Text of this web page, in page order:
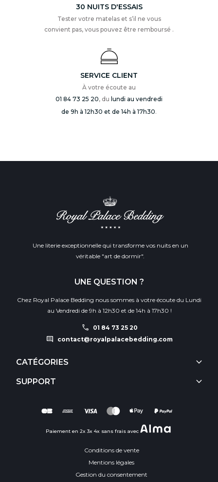
30 NUITS D'ESSAIS
Tester votre matelas et s’il ne vous
convient pas, vous pouvez être remboursé .
SERVICE CLIENT
À votre écoute au
01 84 73 25 20, du lundi au vendredi
de 9h à 12h30 et de 14h à 17h30.
Une literie exceptionnelle qui transforme vos nuits en un
véritable "art de dormir".
UNE QUESTION ?
Chez Royal Palace Bedding nous sommes à votre écoute du Lundi
au Vendredi de 9h à 12h30 et de 14h à 17h30 !
call 01 84 73 25 20
comment contact@royalpalacebedding.com
CATÉGORIES keyboard_arrow_down
SUPPORT keyboard_arrow_down
Paiement en 2x 3x 4x sans frais avec
Conditions de vente
Mentions légales
Gestion du consentement